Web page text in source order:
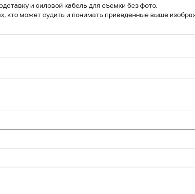
и силовой кабель для съемки без фото.
кто может судить и понимать приведенные выше